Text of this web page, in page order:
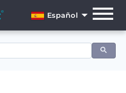
Español
English